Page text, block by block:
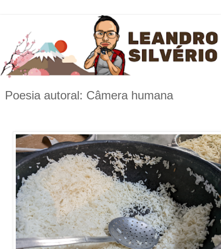
Poesia autoral: Câmera humana